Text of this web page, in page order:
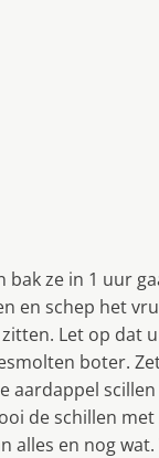
bak ze in 1 uur
en schep het
Let op dat
boter.
aardappel
de schillen
alles en nog